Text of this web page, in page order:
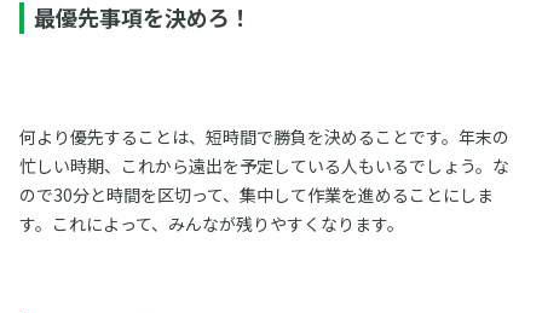
最優先事項を決めろ！
何より優先することは、短時間で勝負を決めることです。年末の
忙しい時期、これから遠出を予定している人もいるでしょう。な
ので30分と時間を区切って、集中して作業を進めることにしま
す。これによって、みんなが残りやすくなります。